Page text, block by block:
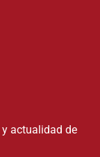
actualidad de